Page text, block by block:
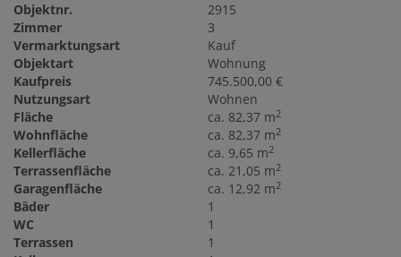
Objektnr.
2915
Zimmer
3
Vermarktungsart
Kauf
Objektart
Wohnung
Kaufpreis
745.500,00 €
Nutzungsart
Wohnen
Fläche
ca. 82,37 m2
Wohnfläche ca. 82,37 m2
Kellerfläche ca. 9,65 m2
Terrassenfläche ca. 21,05 m2
Garagenfläche ca. 12,92 m2
Bäder
1
WC
1
Terrassen
1